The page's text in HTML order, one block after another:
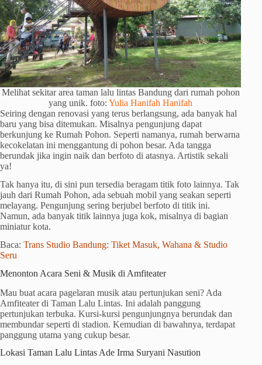
Melihat sekitar area taman lalu lintas Bandung dari rumah pohon
yang unik. foto:Yulia Hanifah Hanifah
Seiring dengan renovasi yang terus berlangsung, ada banyak hal
baru yang bisa ditemukan. Misalnya pengunjung dapat
berkunjung ke Rumah Pohon. Seperti namanya, rumah berwarna
kecokelatan ini menggantung di pohon besar. Ada tangga
berundak jika ingin naik dan berfoto di atasnya. Artistik sekali
ya!
Tak hanya itu, di sini pun tersedia beragam titik foto lainnya. Tak
jauh dari Rumah Pohon, ada sebuah mobil yang seakan seperti
melayang. Pengunjung sering berjubel berfoto di titik ini.
Namun, ada banyak titik lainnya juga kok, misalnya di bagian
miniatur kota.
Baca: Trans Studio Bandung: Tiket Masuk, Wahana & Studio
Seru
Menonton Acara Seni & Musik di Amfiteater
Mau buat acara pagelaran musik atau pertunjukan seni? Ada
Amfiteater di Taman Lalu Lintas. Ini adalah panggung
pertunjukan terbuka. Kursi-kursi pengunjungnya berundak dan
membundar seperti di stadion. Kemudian di bawahnya, terdapat
panggung utama yang cukup besar.
Lokasi Taman Lalu Lintas Ade Irma Suryani Nasution